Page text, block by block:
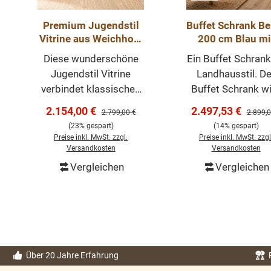
Premium Jugendstil
Vitrine aus Weichholz
– Landhaus-Stil,
graubeige lackiert,
handgefertigt
Diese wunderschöne
Jugendstil Vitrine
verbindet klassisches
Handwerkskunst.
Gefertigt in unserer
Fachwerkstatt aus
hochwertigem
Oberflächenbehandlun
Verkaufspreis:
2.154,00 € Regulärer Preis:
2.799,00 €
(23% gespart)
Preise inkl. MwSt. zzgl.
Versandkosten
Vergleichen
Buffet Schrank
200 cm Blau
Eiche-
Möbel
Ein Buffet
Landhausstil.
Buffet Schrank
einen
Eindruck
wird. Neben viel
Stauraum im
Verkaufspreis:
2.497,53 €
(14% gespart)
Preise inkl. MwSt.
Versandkosten
Vergleichen
Über 20 Jahre Erfahrung